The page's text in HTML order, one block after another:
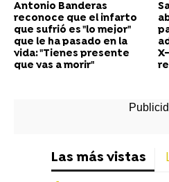
Antonio Banderas
reconoce que el infarto
que sufrió es "lo mejor"
que le ha pasado en la
vida: "Tienes presente
que vas a morir"
Las más vistas